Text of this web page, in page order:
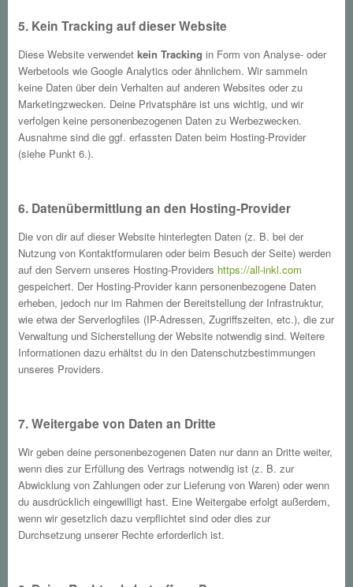
5. Kein Tracking auf dieser Website
Diese Website verwendetkein Tracking in Form von Analyse- oder
Werbetools wie Google Analytics oder ähnlichem. Wir sammeln
keine Daten über dein Verhalten auf anderen Websites oder zu
Marketingzwecken. Deine Privatsphäre ist uns wichtig, und wir
verfolgen keine personenbezogenen Daten zu Werbezwecken.
Ausnahme sind die ggf. erfassten Daten beim Hosting-Provider
(siehe Punkt 6.).
6. Datenübermittlung an den Hosting-Provider
Die von dir auf dieser Website hinterlegten Daten (z. B. bei der
Nutzung von Kontaktformularen oder beim Besuch der Seite) werden
auf den Servern unseres Hosting-Providers https://all-inkl.com
gespeichert. Der Hosting-Provider kann personenbezogene Daten
erheben, jedoch nur im Rahmen der Bereitstellung der Infrastruktur,
wie etwa der Serverlogfiles (IP-Adressen, Zugriffszeiten, etc.), die zur
Verwaltung und Sicherstellung der Website notwendig sind. Weitere
Informationen dazu erhältst du in den Datenschutzbestimmungen
unseres Providers.
7. Weitergabe von Daten an Dritte
Wir geben deine personenbezogenen Daten nur dann an Dritte weiter,
wenn dies zur Erfüllung des Vertrags notwendig ist (z. B. zur
Abwicklung von Zahlungen oder zur Lieferung von Waren) oder wenn
du ausdrücklich eingewilligt hast. Eine Weitergabe erfolgt außerdem,
wenn wir gesetzlich dazu verpflichtet sind oder dies zur
Durchsetzung unserer Rechte erforderlich ist.